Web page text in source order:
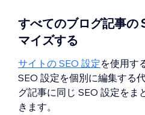
ンテンツを簡潔
スクリプション
ディスクリプシ
ログ記事の関連
立ちます。
URL スラッグ：
を追加」をクリ
ンジン用に詳細
ができます。
アップを追加す
AI が生成した構
生成されたこの
有された際の表
は、SNS シェア
ップロードした
したり、ページ
示される説明文
すべてのブログ記事の
マイズする
サイトの SEO 設定を使用す
SEO 設定を個別に編集する
グ記事に同じ SEO 設定をま
きます。